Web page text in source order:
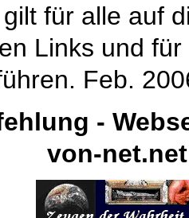
für alle auf
Links und
Feb.
-
von-net.net